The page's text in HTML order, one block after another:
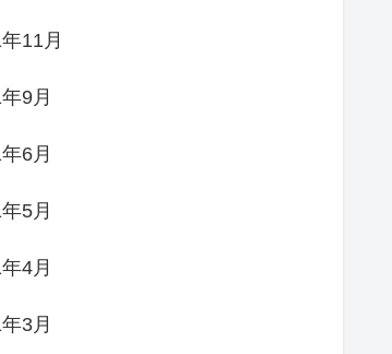
11月
9月
6月
5月
4月
3月